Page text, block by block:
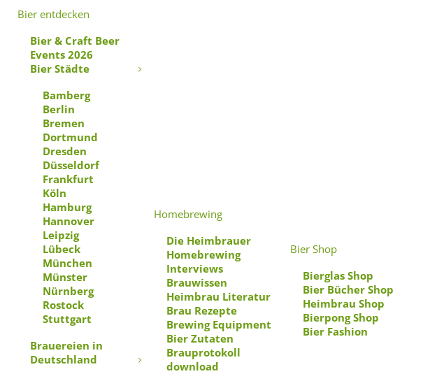
Bier entdecken
Bier & Craft Beer
Events 2026
Bier Städte
Bamberg
Berlin
Bremen
Dortmund
Dresden
Düsseldorf
Frankfurt
Köln
Hamburg
Hannover
Leipzig
Lübeck
München
Münster
Nürnberg
Rostock
Stuttgart
Brauereien in
Deutschland
Homebrewing
Die Heimbrauer
Homebrewing
Interviews
Brauwissen
Heimbrau Literatur
Brau Rezepte
Brewing Equipment
Bier Zutaten
Brauprotokoll
download
Bier Shop
Bierglas Shop
Bier Bücher Shop
Heimbrau Shop
Bierpong Shop
Bier Fashion
Biere